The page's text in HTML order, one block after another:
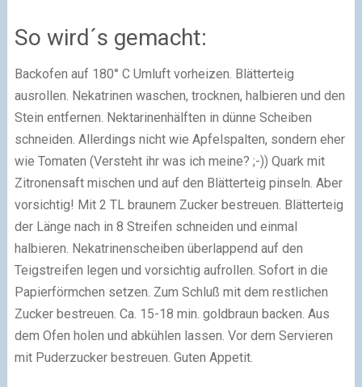
So wird´s gemacht:
Backofen auf 180° C Umluft vorheizen. Blätterteig
ausrollen. Nekatrinen waschen, trocknen, halbieren und den
Stein entfernen. Nektarinenhälften in dünne Scheiben
schneiden. Allerdings nicht wie Apfelspalten, sondern eher
wie Tomaten (Versteht ihr was ich meine? ;-)) Quark mit
Zitronensaft mischen und auf den Blätterteig pinseln. Aber
vorsichtig! Mit 2 TL braunem Zucker bestreuen. Blätterteig
der Länge nach in 8 Streifen schneiden und einmal
halbieren. Nekatrinenscheiben überlappend auf den
Teigstreifen legen und vorsichtig aufrollen. Sofort in die
Papierförmchen setzen. Zum Schluß mit dem restlichen
Zucker bestreuen. Ca. 15-18 min. goldbraun backen. Aus
dem Ofen holen und abkühlen lassen. Vor dem Servieren
mit Puderzucker bestreuen. Guten Appetit.